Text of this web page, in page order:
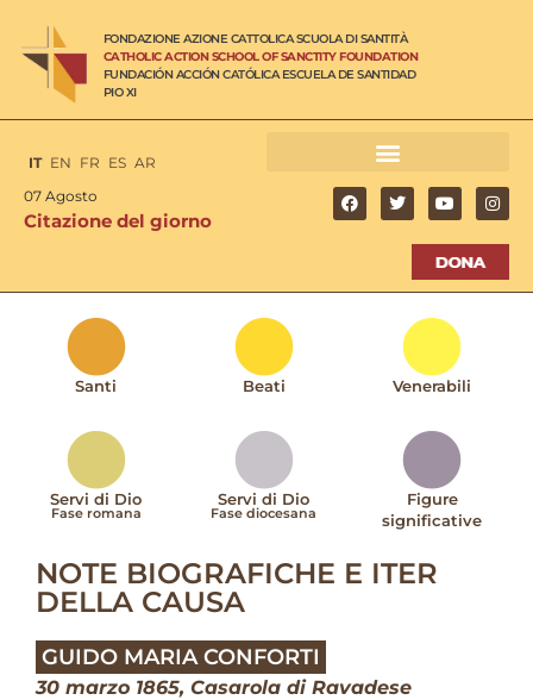
FONDAZIONE AZIONE CATTOLICA SCUOLA DI SANTITÀ
CATHOLIC ACTION SCHOOL OF SANCTITY FOUNDATION
FUNDACIÓN ACCIÓN CATÓLICA ESCUELA DE SANTIDAD
PIO XI
IT EN FR ES AR
07 Agosto
Citazione del giorno
Santi Beati Venerabili
Servi di Dio
Fase romana
Servi di Dio
Fase diocesana
Figure
significative
NOTE BIOGRAFICHE E ITER
DELLA CAUSA
GUIDO MARIA CONFORTI
30 marzo 1865, Casarola di Ravadese